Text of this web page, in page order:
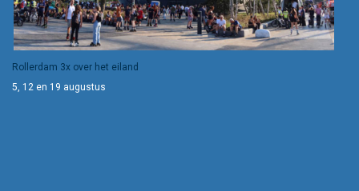
Rollerdam 3x over het eiland
5, 12 en 19 augustus